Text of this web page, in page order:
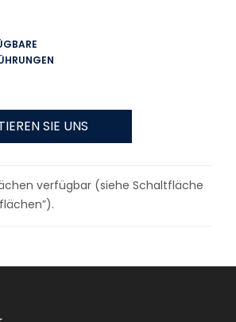
SIE UNS
verfügbar (siehe Schaltfläche